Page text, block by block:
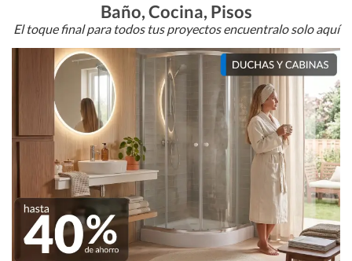
Baño, Cocina, Pisos
El toque final para todos tus proyectos encuentralo solo aquí